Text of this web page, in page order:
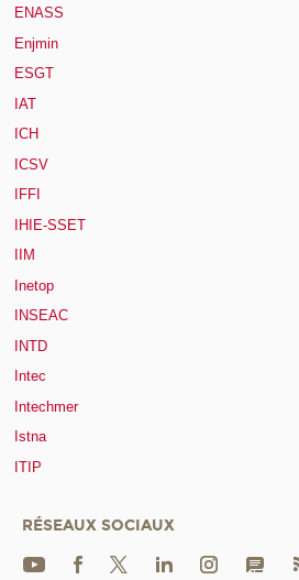
ENASS
Enjmin
ESGT
IAT
ICH
ICSV
IFFI
IHIE-SSET
IIM
Inetop
INSEAC
INTD
Intec
Intechmer
Istna
ITIP
RÉSEAUX SOCIAUX